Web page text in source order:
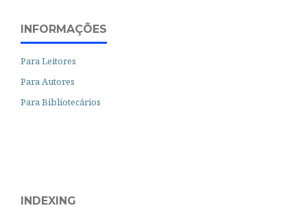
INFORMAÇÕES
Para Leitores
Para Autores
Para Bibliotecários
INDEXING